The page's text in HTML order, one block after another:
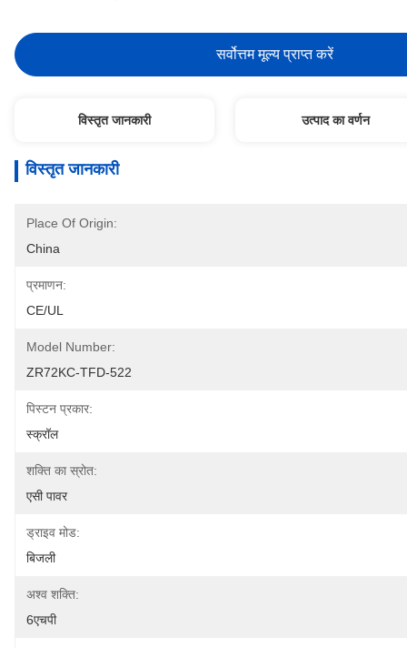
सर्वोत्तम मूल्य प्राप्त करें
विस्तृत जानकारी उत्पाद का वर्णन
विस्तृत जानकारी
Place Of Origin:
China
प्रमाणन:
CE/UL
Model Number:
ZR72KC-TFD-522
पिस्टन प्रकार:
स्क्रॉल
शक्ति का स्रोत:
एसी पावर
ड्राइव मोड:
बिजली
अश्व शक्ति:
6एचपी